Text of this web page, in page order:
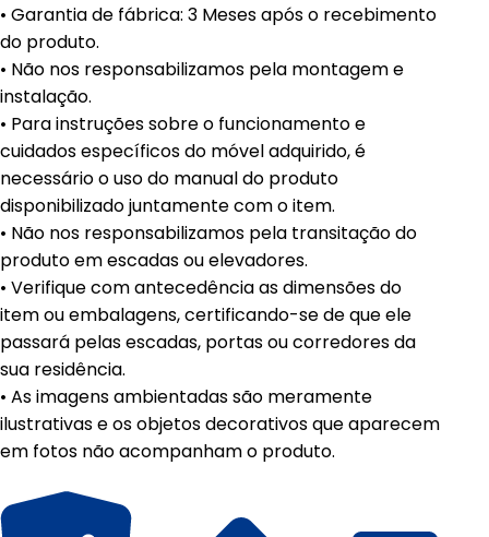
• Garantia de fábrica: 3 Meses após o recebimento
do produto.
• Não nos responsabilizamos pela montagem e
instalação.
• Para instruções sobre o funcionamento e
cuidados específicos do móvel adquirido, é
necessário o uso do manual do produto
disponibilizado juntamente com o item.
• Não nos responsabilizamos pela transitação do
produto em escadas ou elevadores.
• Verifique com antecedência as dimensões do
item ou embalagens, certificando-se de que ele
passará pelas escadas, portas ou corredores da
sua residência.
• As imagens ambientadas são meramente
ilustrativas e os objetos decorativos que aparecem
em fotos não acompanham o produto.